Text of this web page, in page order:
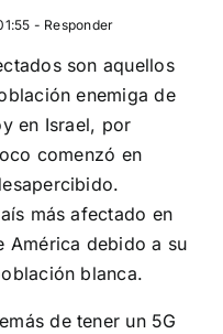
- Responder
son aquellos
enemiga de
en Israel, por
comenzó en
más afectado en
América debido a su
blanca.
de tener un 5G